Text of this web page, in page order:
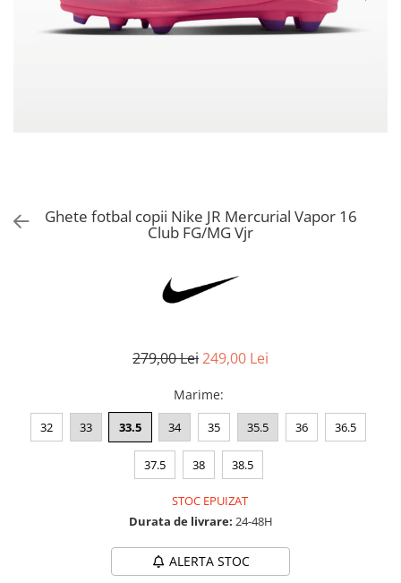
Bluze fotbal copii
Pantaloni lungi fotbal copii
Ghete fotbal copii Nike JR Mercurial Vapor 16
Club FG/MG Vjr
279,00 Lei249,00 Lei
Marime:
32 33 33.5 34 35 35.5 36 36.5
37.5 38 38.5
STOC EPUIZAT
Durata de livrare: 24-48H
ALERTA STOC